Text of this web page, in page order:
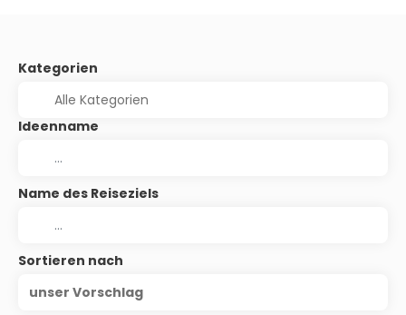
Kategorien
Ideenname
Name des Reiseziels
Sortieren nach
unser Vorschlag